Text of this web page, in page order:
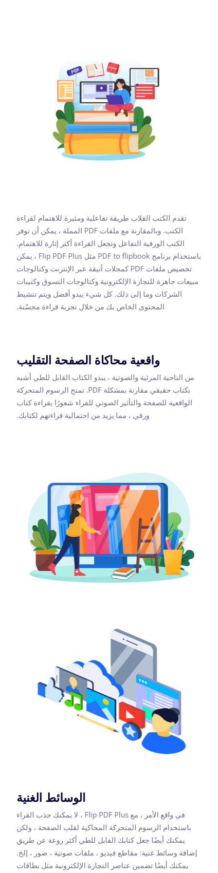
تقدم الكتب القلاب طريقة تفاعلية ومثيرة للاهتمام لقراءة
الكتب. وبالمقارنة مع ملفات PDF المملة ، يمكن أن توفر
الكتب الورقية التفاعل وتجعل القراءة أكثر إثارة للاهتمام.
باستخدام برنامج PDF to flipbook مثل Flip PDF Plus ، يمكن
تخصيص ملفات PDF كمجلات أنيقة عبر الإنترنت وكتالوجات
مبيعات جاهزة للتجارة الإلكترونية وكتالوجات التسوق وكتيبات
الشركات وما إلى ذلك. كل شيء يبدو أفضل ويتم تنشيط
المحتوى الخاص بك من خلال تجربة قراءة محسّنة.
واقعية محاكاة الصفحة التقليب
من الناحية المرئية والصوتية ، يبدو الكتاب القابل للطي أشبه
بكتاب حقيقي مقارنة بمشكلة PDF. تمنح الرسوم المتحركة
الواقعية للصفحة والتأثير الصوتي للقراء شعورًا بقراءة كتاب
ورقي ، مما يزيد من احتمالية قراءتهم لكتابك.
الوسائط الغنية
في واقع الأمر ، مع Flip PDF Plus ، لا يمكنك جذب القراء
باستخدام الرسوم المتحركة المحاكية لقلب الصفحة ، ولكن
يمكنك أيضًا جعل كتابك القابل للطي أكثر روعة عن طريق
إضافة وسائط غنية: مقاطع فيديو ، ملفات صوتية ، صور ، إلخ.
يمكنك أيضًا تضمين عناصر التجارة الإلكترونية مثل بطاقات